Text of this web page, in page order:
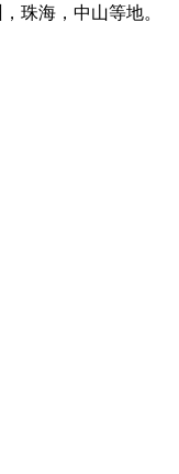
珠海，中山等地。